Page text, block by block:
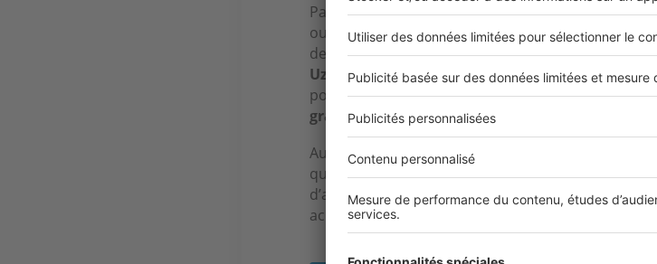
Par expérience, des clients acheteurs m’ont dit
ou en région parisienne. Leur prêt-relais étant
de ne pas en souscrire, et d’attendre.Comme
Uzès aussi, parce que sanscompromisen poche,
positionner sur un bien à Uzès. Je commence à
grandes villes depuis mars 2023. En janvier et
Aujourd’hui, les transactions que je réalise, ce sont
qui ne viennent pas uniquement de Paris, mais
d’autres grandes villes. Ayant signé le
achat.